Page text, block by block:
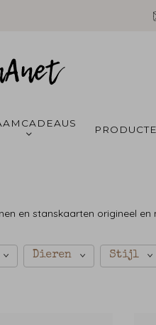
en stanskaarten origineel
Dieren Stijl